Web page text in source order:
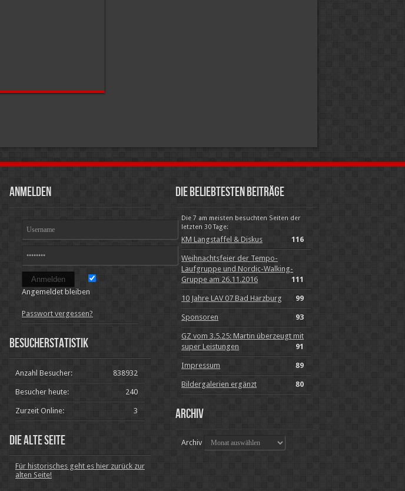
Anmelden
Angemeldet bleiben
Passwort vergessen?
Besucherstatistik
838932
Anzahl Besucher:
240
Besucher heute:
3
Zurzeit Online:
Die alte Seite
Für historisches geht es hier zurück zur
alten Seite!
Die beliebtesten Beiträge
Die 7 am meisten besuchten Seiten der
letzten 30 Tage:
KM Langstaffel & Diskus 116
Weihnachtsfeier der Tempo-
Laufgruppe und Nordic-Walking-
Gruppe am 26.11.2016
111
10 Jahre LAV 07 Bad Harzburg 99
Sponsoren 93
GZ vom 3.5.25: Martin überzeugt mit
super Leistungen
91
Impressum 89
Bildergalerien ergänzt 80
Archiv
Archiv